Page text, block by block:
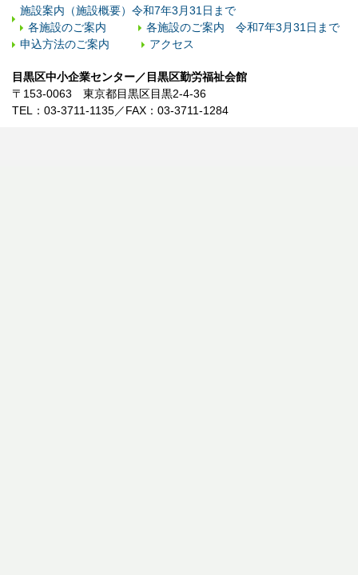
施設案内（施設概要）令和7年3月31日まで
各施設のご案内
各施設のご案内 令和7年3月31日まで
申込方法のご案内
アクセス
目黒区中小企業センター／目黒区勤労福祉会館
〒153-0063 東京都目黒区目黒2-4-36
TEL：03-3711-1135／FAX：03-3711-1284